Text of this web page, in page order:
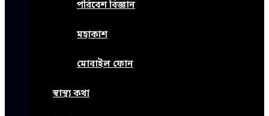
পরিবেশ বিজ্ঞান
মহাকাশ
মোবাইল ফোন
স্বাস্থ্য কথা